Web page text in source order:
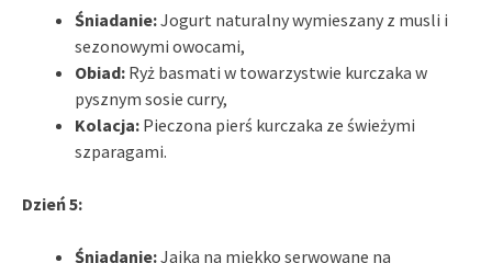
Śniadanie:Jogurt naturalny wymieszany z musli i
sezonowymi owocami,
Obiad: Ryż basmati w towarzystwie kurczaka w
pysznym sosie curry,
Kolacja: Pieczona pierś kurczaka ze świeżymi
szparagami.
Dzień 5:
Śniadanie:Jajka na miękko serwowane na